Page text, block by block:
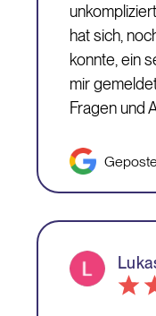
hat sich,
konnte, ein
mir
Fragen und